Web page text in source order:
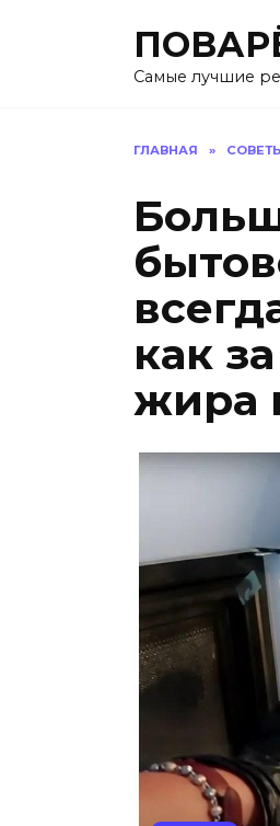
Самые лучшие
ГЛАВНАЯ »
как
жира